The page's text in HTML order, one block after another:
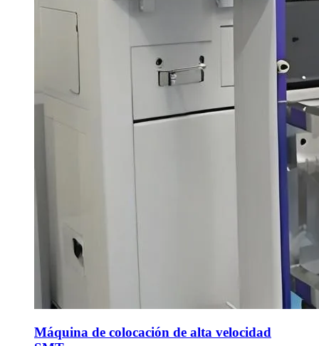
Máquina de colocación de alta velocidad